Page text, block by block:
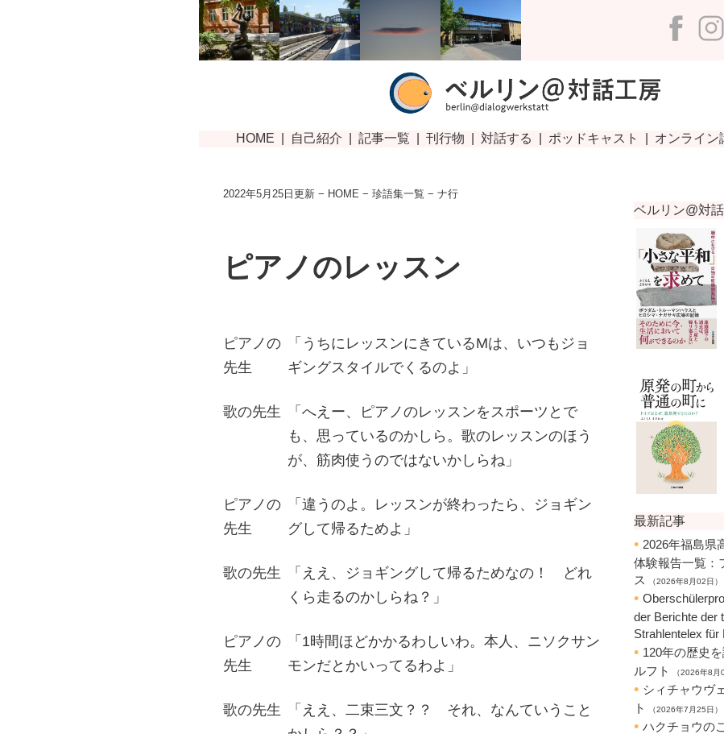
2022年5月25日更新 − HOME − 珍語集一覧 − ナ行
ピアノのレッスン
ピアノの
先生
「うちにレッスンにきているMは、いつもジョ
ギングスタイルでくるのよ」
歌の先生
「へえー、ピアノのレッスンをスポーツとで
も、思っているのかしら。歌のレッスンのほう
が、筋肉使うのではないかしらね」
ピアノの
先生
「違うのよ。レッスンが終わったら、ジョギン
グして帰るためよ」
歌の先生
「ええ、ジョギングして帰るためなの！ どれ
くら走るのかしらね？」
ピアノの
先生
「1時間ほどかかるわしいわ。本人、ニソクサン
モンだとかいってるわよ」
歌の先生
「ええ、二束三文？？ それ、なんていうこと